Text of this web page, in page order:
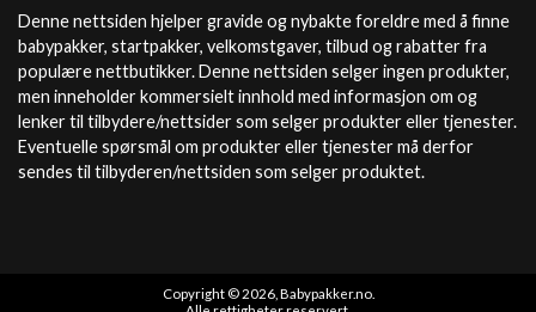
Denne nettsiden hjelper gravide og nybakte foreldre med å finne
babypakker, startpakker, velkomstgaver, tilbud og rabatter fra
populære nettbutikker. Denne nettsiden selger ingen produkter,
men inneholder kommersielt innhold med informasjon om og
lenker til tilbydere/nettsider som selger produkter eller tjenester.
Eventuelle spørsmål om produkter eller tjenester må derfor
sendes til tilbyderen/nettsiden som selger produktet.
Copyright © 2026, Babypakker.no.